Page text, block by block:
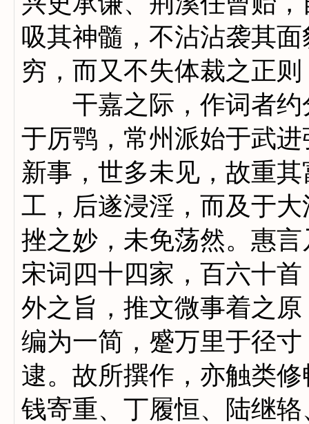
吸其神髓，不沾沾袭其
穷，而又不失体裁之正
干嘉之际，作词者约
于厉鹗，常州派始于武
新事，世多未见，故重
工，后遂浸淫，而及于
挫之妙，未免荡然。惠
宋词四十四家，百六十
外之旨，推文微事着之
编为一简，蹙万里于径
逮。故所撰作，亦触类
钱寄重、丁履恒、陆继